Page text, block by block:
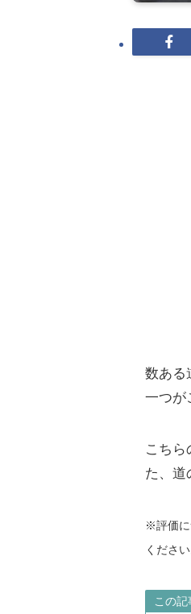
数ある
一つが
こちら
た、道
※評価に
ください
この記